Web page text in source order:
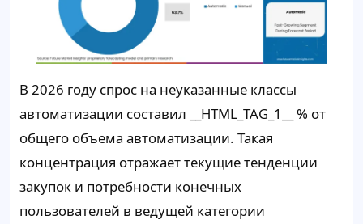
В 2026 году спрос на неуказанные классы
автоматизации составил __HTML_TAG_1__ % от
общего объема автоматизации. Такая
концентрация отражает текущие тенденции
закупок и потребности конечных
пользователей в ведущей категории